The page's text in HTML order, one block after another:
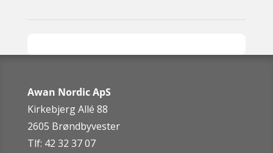
Awan Nordic ApS
Kirkebjerg Allé 88
2605 Brøndbyvester
Tlf: 42 32 37 07